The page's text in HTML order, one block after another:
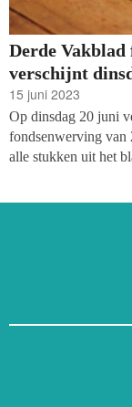
Derde Vakblad
verschijnt
15 juni 2023
Op dinsdag 20 juni
fondsenwerving van
alle stukken uit het